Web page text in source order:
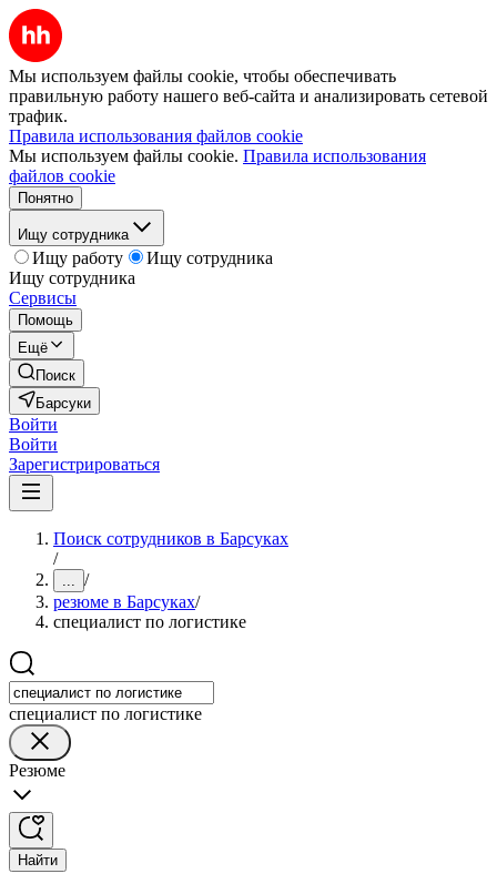
Мы используем файлы cookie, чтобы обеспечивать
правильную работу нашего веб-сайта и анализировать сетевой
трафик.
Правила использования файлов cookie
Мы используем файлы cookie. Правила использования
файлов cookie
Понятно
Ищу сотрудника
Ищу работу
Ищу сотрудника
Ищу сотрудника
Сервисы
Помощь
Ещё
Поиск
Барсуки
Войти
Войти
Зарегистрироваться
Поиск сотрудников в Барсуках
/
... /
резюме в Барсуках/
специалист по логистике
специалист по логистике
Резюме
Найти